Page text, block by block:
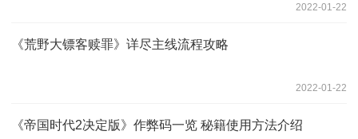
2022-01-22
《荒野大镖客赎罪》详尽主线流程攻略
2022-01-22
《帝国时代2决定版》作弊码一览 秘籍使用方法介绍